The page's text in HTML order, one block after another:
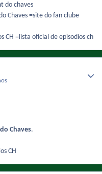
do chaves
Chaves =site do fan clube
CH =lista oficial de episodios ch
Chaves.
CH